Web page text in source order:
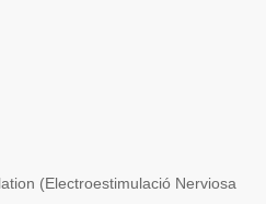
(Electroestimulació Nerviosa